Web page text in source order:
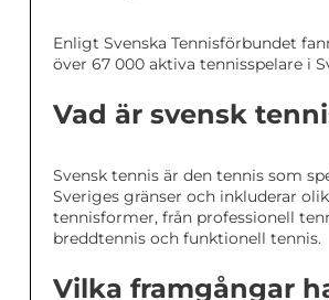
Enligt Svenska Tennisförbundet
över 67 000 aktiva tennisspelare i
Vad är svensk
Svensk tennis är den tennis som
Sveriges gränser och inkluderar
tennisformer, från professionell
breddtennis och funktionell tennis.
Vilka framgångar